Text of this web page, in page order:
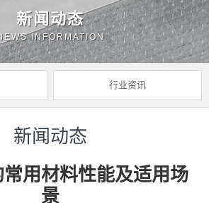
新闻动态
INFORMATION
行业资讯
新闻动态
用材料性能及适用场
景